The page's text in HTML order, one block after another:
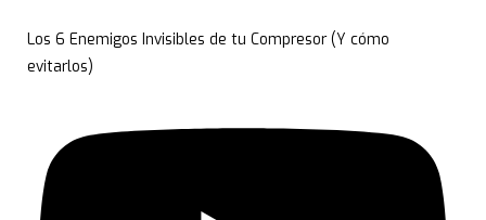
Los 6 Enemigos Invisibles de tu Compresor (Y cómo
evitarlos)